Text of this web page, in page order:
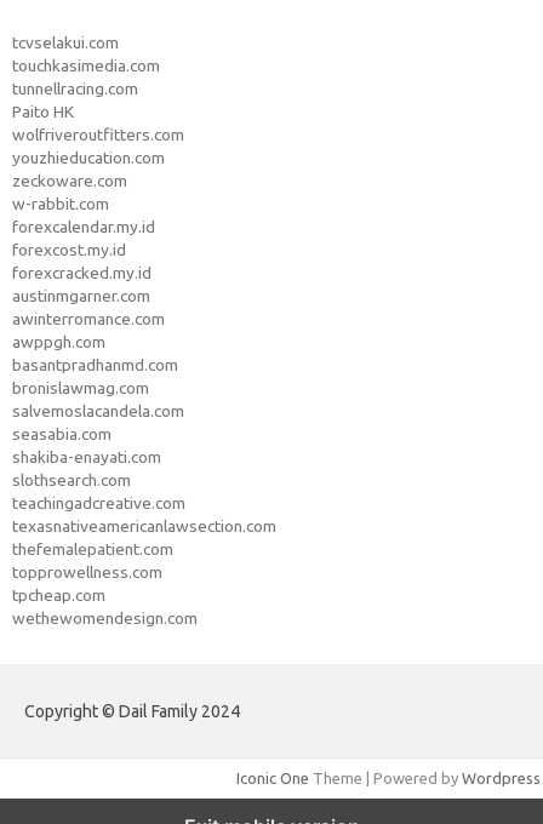
tcvselakui.com
touchkasimedia.com
tunnellracing.com
Paito HK
wolfriveroutfitters.com
youzhieducation.com
zeckoware.com
w-rabbit.com
forexcalendar.my.id
forexcost.my.id
forexcracked.my.id
austinmgarner.com
awinterromance.com
awppgh.com
basantpradhanmd.com
bronislawmag.com
salvemoslacandela.com
seasabia.com
shakiba-enayati.com
slothsearch.com
teachingadcreative.com
texasnativeamericanlawsection.com
thefemalepatient.com
topprowellness.com
tpcheap.com
wethewomendesign.com
Copyright © Dail Family 2024
Iconic One Theme | Powered by Wordpress